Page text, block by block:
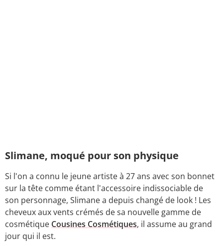
Slimane, moqué pour son physique
Si l'on a connu le jeune artiste à 27 ans avec son bonnet
sur la tête comme étant l'accessoire indissociable de
son personnage, Slimane a depuis changé de look ! Les
cheveux aux vents crémés de sa nouvelle gamme de
cosmétique Cousines Cosmétiques, il assume au grand
jour qui il est.